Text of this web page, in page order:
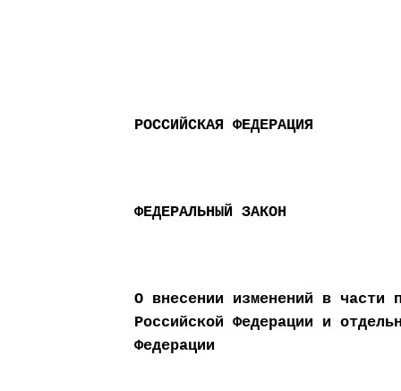
РОССИЙСКАЯ ФЕДЕРАЦИЯ
ФЕДЕРАЛЬНЫЙ ЗАКОН
О внесении изменений в части
Российской Федерации и
Федерации